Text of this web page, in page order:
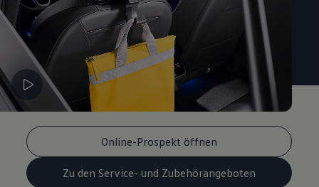
Online-Prospekt öffnen
Zu den Service- und Zubehörangeboten